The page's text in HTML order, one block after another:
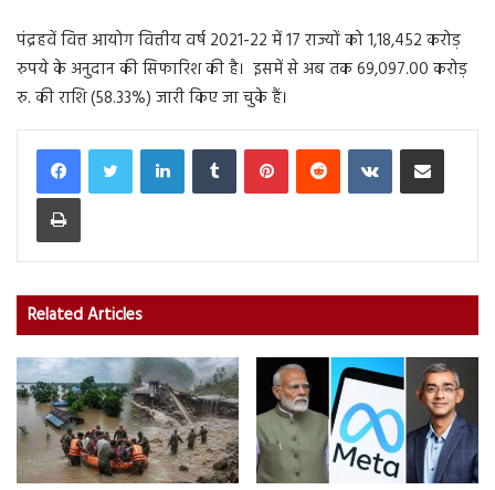
पंद्रहवें वित्त आयोग वित्तीय वर्ष 2021-22 में 17 राज्यों को 1,18,452 करोड़
रुपये के अनुदान की सिफारिश की है। इसमें से अब तक 69,097.00 करोड़
रु. की राशि (58.33%) जारी किए जा चुके हैं।
LinkedInTumblr PinterestReddit VKontakteShare via Email
Print
Related Articles